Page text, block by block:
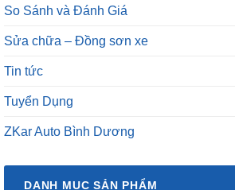
So Sánh và Đánh Giá
Sửa chữa – Đồng sơn xe
Tin tức
Tuyển Dụng
ZKar Auto Bình Dương
DANH MỤC SẢN PHẨM